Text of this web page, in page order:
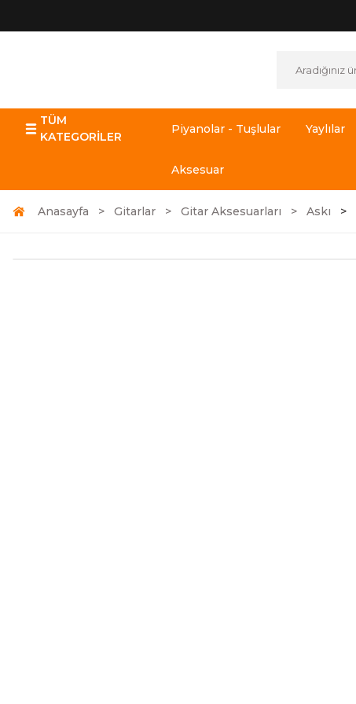
TÜM
KATEGORİLER
Piyanolar - Tuşlular Yaylılar
Aksesuar
Anasayfa Gitarlar Gitar Aksesuarları Askı